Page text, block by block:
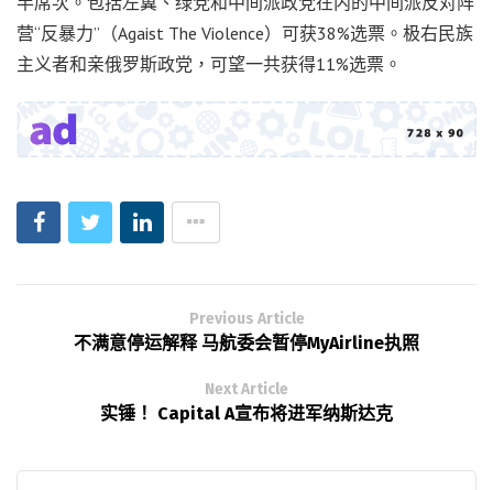
营“反暴力”（Agaist The Violence）可获38%选票。极右民族
主义者和亲俄罗斯政党，可望一共获得11%选票。
Previous Article
不满意停运解释 马航委会暂停MyAirline执照
Next Article
实锤！ Capital A宣布将进军纳斯达克